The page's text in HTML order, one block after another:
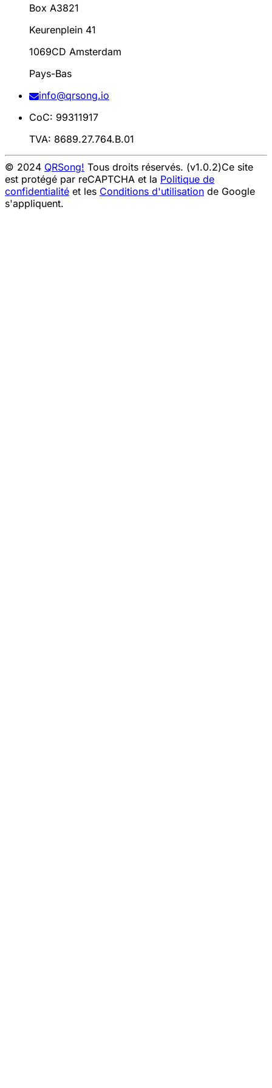
Box A3821
Keurenplein 41
1069CD Amsterdam
Pays-Bas
info@qrsong.io
CoC: 99311917
TVA: 8689.27.764.B.01
© 2024 QRSong! Tous droits réservés. (v1.0.2)Ce site
est protégé par reCAPTCHA et la Politique de
confidentialité et les Conditions d'utilisation de Google
s'appliquent.